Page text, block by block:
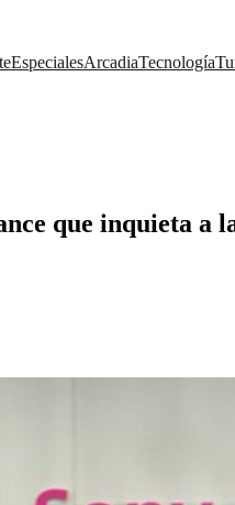
EspecialesArcadiaTecnología
que inquieta a